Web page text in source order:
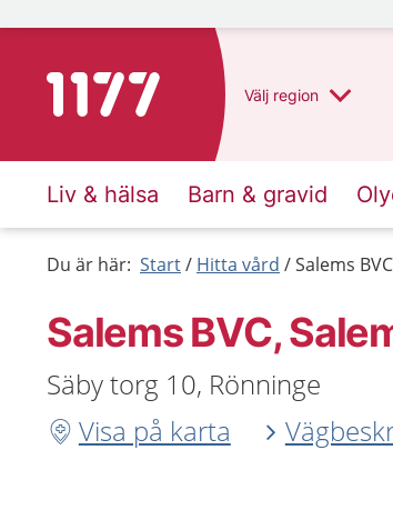
Till startsidan för 1177 Välj region
Liv & hälsa Barn & gravid
Du är här: Start Hitta vård Salems
Salems BVC,
Säby torg 10, Rönninge
Visa på karta